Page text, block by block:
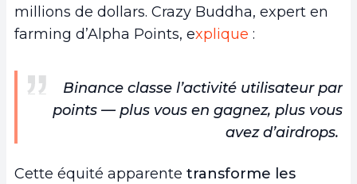
millions de dollars. Crazy Buddha, expert en
farming d’Alpha Points, explique :
Binance classe l’activité utilisateur par
points — plus vous en gagnez, plus vous
avez d’airdrops.
Cette équité apparente transforme les